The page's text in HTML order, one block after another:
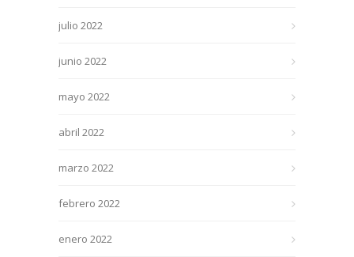
julio 2022
junio 2022
mayo 2022
abril 2022
marzo 2022
febrero 2022
enero 2022